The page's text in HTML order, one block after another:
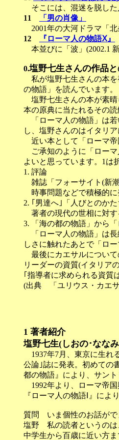
そこには、混迷を脱した
11
「男の肖像」
2001年の大河ドラマ「北
12
『ローマ人の物語Ⅹ』
本並びに「波」(2002.1
0.塩野七生さんの作品
私が塩野七生さんの本を
の物語」を読んでいます。
塩野七生さんの本が素晴
本の原典に当たれるその読
「ローマ人の物語」は若
し、塩野さんのはイタリ
近い本として「ローマ帝
ご承知のように「ローマ
よいと思っています。1は
1. 評論
雑誌「フォーサイト(新
時事問題などで積極的に
2. ｢男達へ｣「人びとのか
著者の現代の世相に対す
3. 「海の都の物語」から
「ローマ人の物語」は長
しさに触れたあとで「ロ
最後にカエサルについて
リーダーの資質(イタリア
｢指導者に求められる資質
(出典 「ユリウス・カエ
1 著者紹介
塩野七生(しおの･なな
1937年7月、東京に生れ
公論｣誌に発表。初めての
都の物語』により、サン
1992年より、ローマ帝国
『ローマ人の物語Ⅰ』によ
質問 いま個性のお話がで
塩野 私の読者というのは
中学生から百歳に近い方